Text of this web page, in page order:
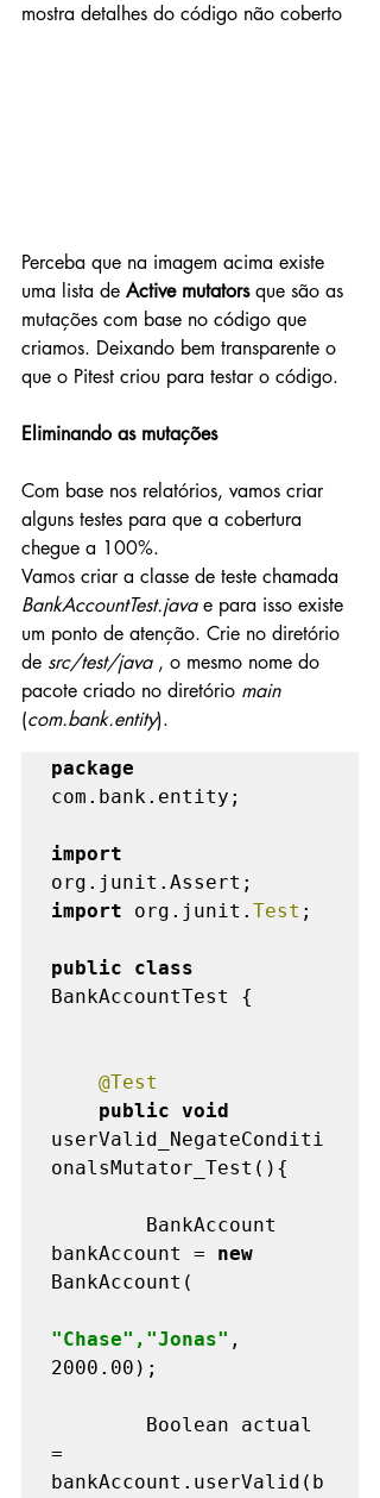
mostra detalhes do código não coberto
Perceba que na imagem acima existe
uma lista de Active mutators que são as
mutações com base no código que
criamos. Deixando bem transparente o
que o Pitest criou para testar o código.
Eliminando as mutações
Com base nos relatórios, vamos criar
alguns testes para que a cobertura
chegue a 100%.
Vamos criar a classe de teste chamada
BankAccountTest.java e para isso existe
um ponto de atenção. Crie no diretório
de src/test/java , o mesmo nome do
pacote criado no diretório main
(com.bank.entity).
com.bank.entity;
import org.junit. Test ;
BankAccountTest {
@Test
userValid_NegateConditi
onalsMutator_Test(){
bankAccount =
BankAccount(
"Chase","Jonas" ,
2000.00);
=
bankAccount.userValid(b